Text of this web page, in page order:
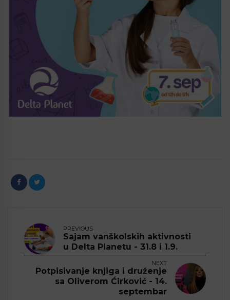
PREVIOUS
Sajam vanškolskih aktivnosti
u Delta Planetu - 31.8 i 1.9.
NEXT
Potpisivanje knjiga i druženje
sa Oliverom Ćirković - 14.
septembar